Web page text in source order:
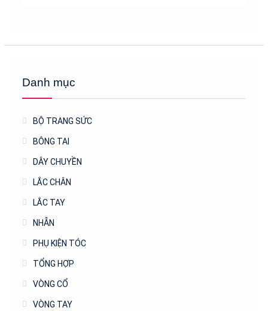
Danh mục
BỘ TRANG SỨC
BÔNG TAI
DÂY CHUYỀN
LẮC CHÂN
LẮC TAY
NHẪN
PHỤ KIỆN TÓC
TỔNG HỢP
VÒNG CỔ
VÒNG TAY